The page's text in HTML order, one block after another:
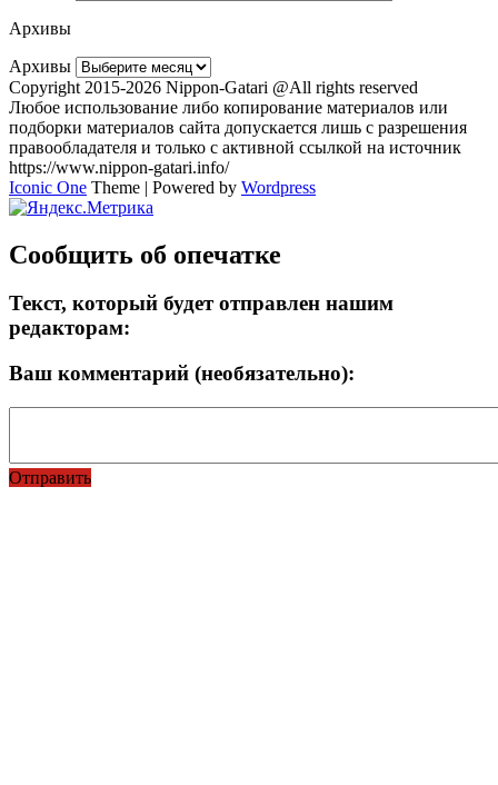
Архивы
Архивы
Copyright 2015-2026 Nippon-Gatari @All rights reserved
Любое использование либо копирование материалов или
подборки материалов сайта допускается лишь с разрешения
правообладателя и только с активной ссылкой на источник
https://www.nippon-gatari.info/
Iconic One Theme | Powered by Wordpress
Сообщить об опечатке
Текст, который будет отправлен нашим
редакторам:
Ваш комментарий (необязательно):
Отправить